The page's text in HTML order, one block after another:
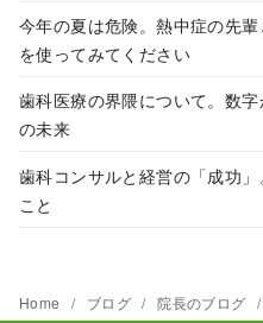
今年の夏は危険。熱中症の先
を使ってみてください
歯科医療の界隈について。数
の未来
歯科コンサルと経営の「成功
こと
Home ブログ 院長のブログ